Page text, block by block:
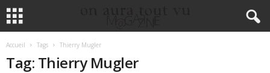
Accueil Tags Thierry Mugler
Tag: Thierry Mugler